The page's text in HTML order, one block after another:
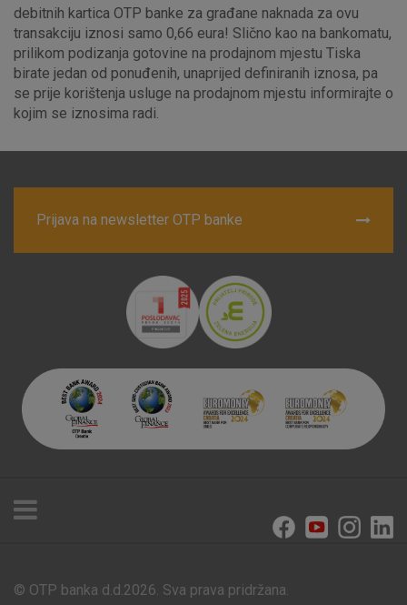
debitnih kartica OTP banke za građane naknada za ovu
transakciju iznosi samo 0,66 eura! Slično kao na bankomatu,
prilikom podizanja gotovine na prodajnom mjestu Tiska
birate jedan od ponuđenih, unaprijed definiranih iznosa, pa
se prije korištenja usluge na prodajnom mjestu informirajte o
kojim se iznosima radi.
Prijava na newsletter OTP banke
Poslovnice i bankomati
© OTP banka d.d.2026. Sva prava pridržana.
o njima, ali u tom slučaju neki dijelovi stranice neće raditi. Ti
kolačići ne pohranjuju nikakve informacije koje bi vas mogle
identificirati.
Detaljnije informacije o kolačićima